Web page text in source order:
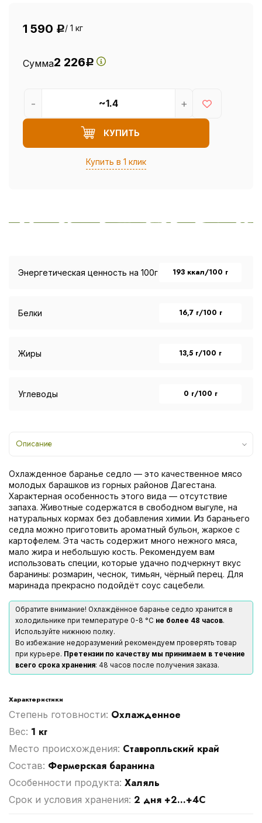
1 590 Р/ 1 кг
Сумма2 226Р
КУПИТЬ
Купить в 1 клик
- +
Энергетическая ценность на 100г 193 ккал/100 г
Белки 16,7 г/100 г
Жиры 13,5 г/100 г
Углеводы 0 г/100 г
Описание
Охлажденное баранье седло — это качественное мясо
молодых барашков из горных районов Дагестана.
Характерная особенность этого вида — отсутствие
запаха. Животные содержатся в свободном выгуле, на
натуральных кормах без добавления химии. Из бараньего
седла можно приготовить ароматный бульон, жаркое с
картофелем. Эта часть содержит много нежного мяса,
мало жира и небольшую кость. Рекомендуем вам
использовать специи, которые удачно подчеркнут вкус
баранины: розмарин, чеснок, тимьян, чёрный перец. Для
маринада прекрасно подойдёт соус сацебели.
Обратите внимание! Охлаждённое баранье седло хранится в
холодильнике при температуре 0-8 °С не более 48 часов.
Используйте нижнюю полку.
Во избежание недоразумений рекомендуем проверять товар
при курьере. Претензии по качеству мы принимаем в течение
всего срока хранения: 48 часов после получения заказа.
Характеристики
Степень готовности: Охлажденное
Вес: 1 кг
Место происхождения: Ставропльский край
Cостав: Фермерская баранина
Особенности продукта: Халяль
Срок и условия хранения: 2 дня +2...+4С